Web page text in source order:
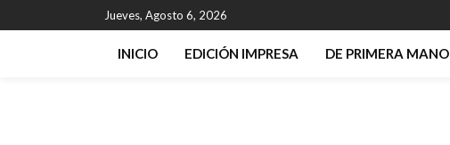
Jueves, Agosto 6, 2026
INICIO EDICIÓN IMPRESA DE PRIMERA MANO